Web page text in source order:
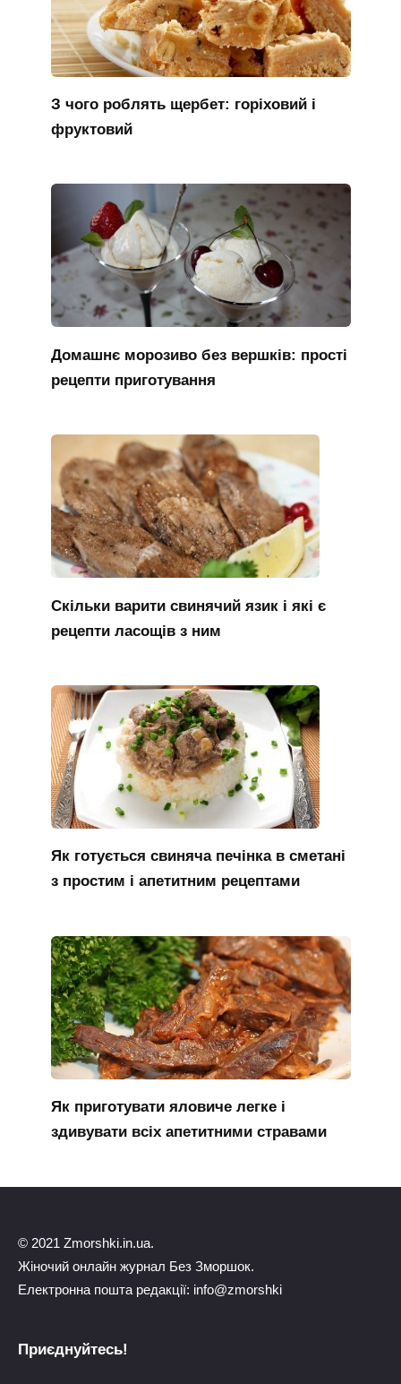
З чого роблять щербет: горіховий і
фруктовий
Домашнє морозиво без вершків: прості
рецепти приготування
Скільки варити свинячий язик і які є
рецепти ласощів з ним
Як готується свиняча печінка в сметані
з простим і апетитним рецептами
Як приготувати яловиче легке і
здивувати всіх апетитними стравами
© 2021 Zmorshki.in.ua.
Жіночий онлайн журнал Без Зморшок.
Електронна пошта редакції: info@zmorshki
Приєднуйтесь!